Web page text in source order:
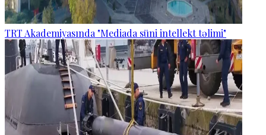
TRT Akademiyasında "Mediada süni intellekt təlimi"